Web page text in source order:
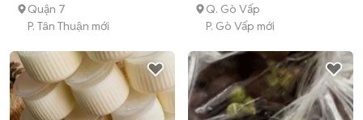
Quận 7
P. Tân Thuận mới
Q. Gò Vấp
P. Gò Vấp mới